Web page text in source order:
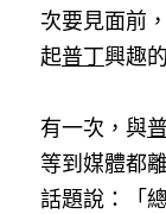
次要見面前，
起普丁興趣
有一次，與
等到媒體都
話題說：「